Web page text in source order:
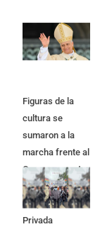
Figuras de la
cultura se
sumaron a la
marcha frente al
Congreso contra
la Ley de
Propiedad
Privada